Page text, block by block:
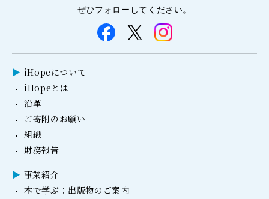
ぜひフォローしてください。
iHopeについて
iHopeとは
沿革
ご寄附のお願い
組織
財務報告
事業紹介
本で学ぶ：出版物のご案内